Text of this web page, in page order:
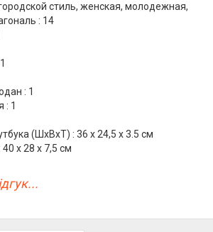
стиль, женская, молодежная,
: 14
: 1
: 1
(ШхВхТ) : 36 x 24,5 x 3.5 см
x 28 x 7,5 см